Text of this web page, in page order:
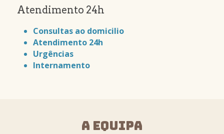
Atendimento 24h
Consultas ao domicilio
Atendimento 24h
Urgências
Internamento
A EQUIPA